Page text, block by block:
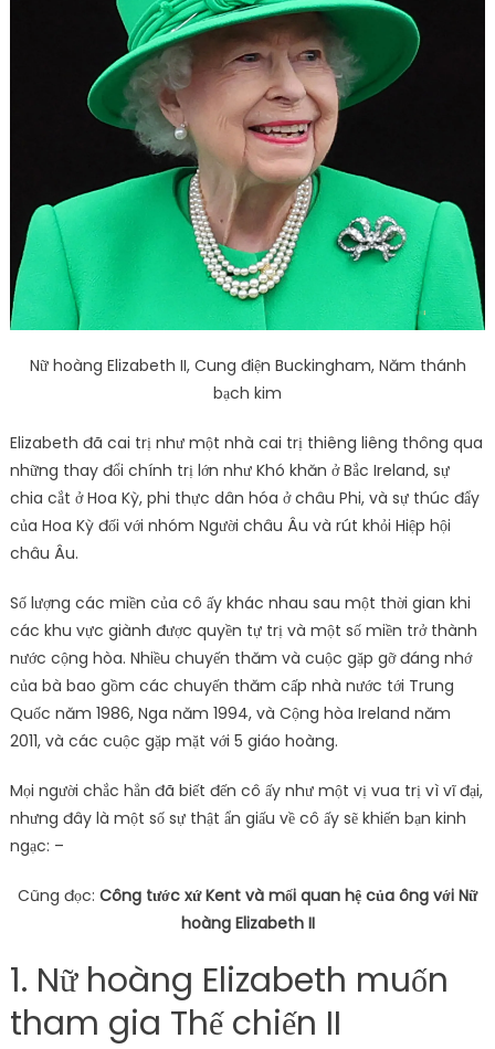
Nữ hoàng Elizabeth II, Cung điện Buckingham, Năm thánh
bạch kim
Elizabeth đã cai trị như một nhà cai trị thiêng liêng thông qua
những thay đổi chính trị lớn như Khó khăn ở Bắc Ireland, sự
chia cắt ở Hoa Kỳ, phi thực dân hóa ở châu Phi, và sự thúc đẩy
của Hoa Kỳ đối với nhóm Người châu Âu và rút khỏi Hiệp hội
châu Âu.
Số lượng các miền của cô ấy khác nhau sau một thời gian khi
các khu vực giành được quyền tự trị và một số miền trở thành
nước cộng hòa. Nhiều chuyến thăm và cuộc gặp gỡ đáng nhớ
của bà bao gồm các chuyến thăm cấp nhà nước tới Trung
Quốc năm 1986, Nga năm 1994, và Cộng hòa Ireland năm
2011, và các cuộc gặp mặt với 5 giáo hoàng.
Mọi người chắc hẳn đã biết đến cô ấy như một vị vua trị vì vĩ đại,
nhưng đây là một số sự thật ẩn giấu về cô ấy sẽ khiến bạn kinh
ngạc: –
Cũng đọc: Công tước xứ Kent và mối quan hệ của ông với Nữ
hoàng Elizabeth II
1. Nữ hoàng Elizabeth muốn
tham gia Thế chiến II